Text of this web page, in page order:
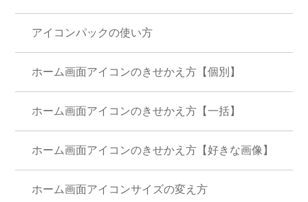
アイコンパックの使い方
ホーム画面アイコンのきせかえ方【個別】
ホーム画面アイコンのきせかえ方【一括】
ホーム画面アイコンのきせかえ方【好きな画像】
ホーム画面アイコンサイズの変え方